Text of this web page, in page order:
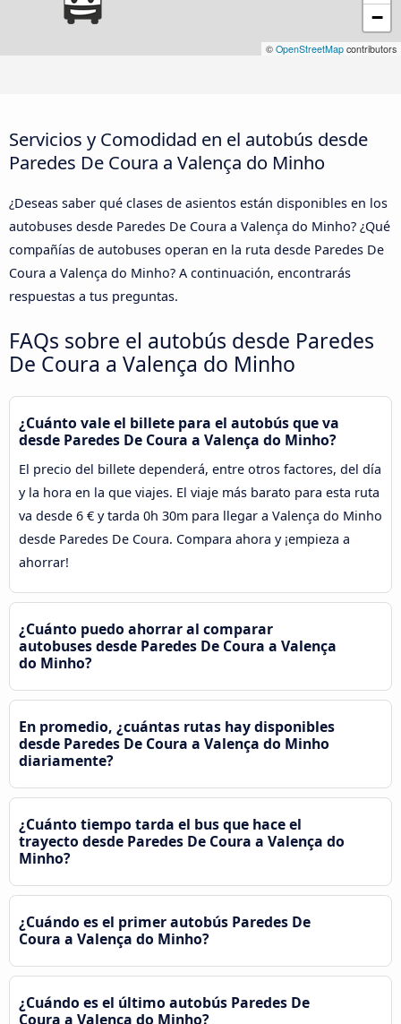
−
© OpenStreetMap contributors
Servicios y Comodidad en el autobús desde
Paredes De Coura a Valença do Minho
¿Deseas saber qué clases de asientos están disponibles en los
autobuses desde Paredes De Coura a Valença do Minho? ¿Qué
compañías de autobuses operan en la ruta desde Paredes De
Coura a Valença do Minho? A continuación, encontrarás
respuestas a tus preguntas.
FAQs sobre el autobús desde Paredes
De Coura a Valença do Minho
¿Cuánto vale el billete para el autobús que va
desde Paredes De Coura a Valença do Minho?
El precio del billete dependerá, entre otros factores, del día
y la hora en la que viajes. El viaje más barato para esta ruta
va desde 6 € y tarda 0h 30m para llegar a Valença do Minho
desde Paredes De Coura. Compara ahora y ¡empieza a
ahorrar!
¿Cuánto puedo ahorrar al comparar
autobuses desde Paredes De Coura a Valença
do Minho?
En promedio, ¿cuántas rutas hay disponibles
desde Paredes De Coura a Valença do Minho
diariamente?
¿Cuánto tiempo tarda el bus que hace el
trayecto desde Paredes De Coura a Valença do
Minho?
¿Cuándo es el primer autobús Paredes De
Coura a Valença do Minho?
¿Cuándo es el último autobús Paredes De
Coura a Valença do Minho?